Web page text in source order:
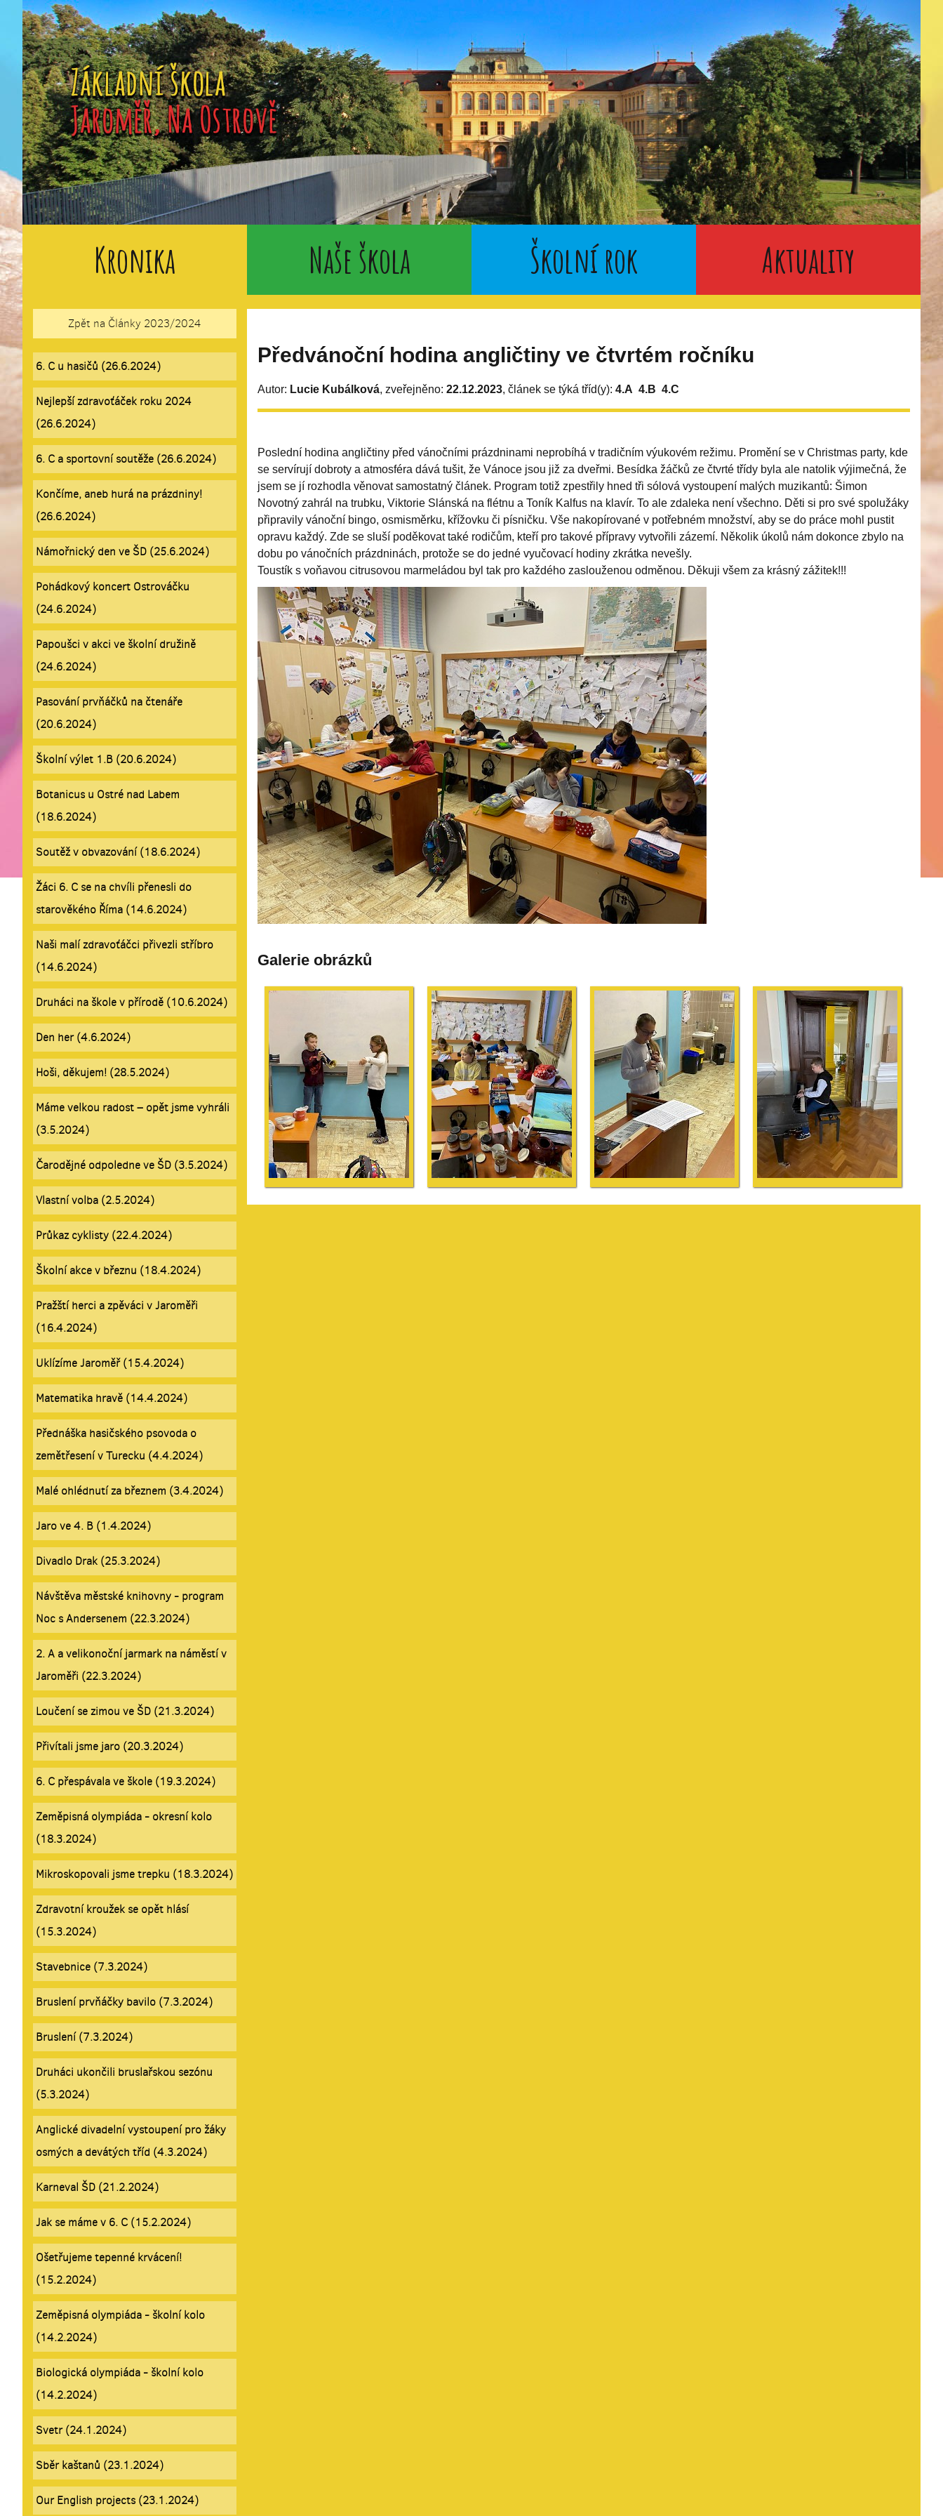
Kronika Naše škola Školní rok Aktuality
Zpět na Články 2023/2024
6. C u hasičů (26.6.2024)
Nejlepší zdravoťáček roku 2024
(26.6.2024)
6. C a sportovní soutěže (26.6.2024)
Končíme, aneb hurá na prázdniny!
(26.6.2024)
Námořnický den ve ŠD (25.6.2024)
Pohádkový koncert Ostrováčku
(24.6.2024)
Papoušci v akci ve školní družině
(24.6.2024)
Pasování prvňáčků na čtenáře
(20.6.2024)
Školní výlet 1.B (20.6.2024)
Botanicus u Ostré nad Labem
(18.6.2024)
Soutěž v obvazování (18.6.2024)
Žáci 6. C se na chvíli přenesli do
starověkého Říma (14.6.2024)
Naši malí zdravoťáčci přivezli stříbro
(14.6.2024)
Druháci na škole v přírodě (10.6.2024)
Den her (4.6.2024)
Hoši, děkujem! (28.5.2024)
Máme velkou radost – opět jsme vyhráli
(3.5.2024)
Čarodějné odpoledne ve ŠD (3.5.2024)
Vlastní volba (2.5.2024)
Průkaz cyklisty (22.4.2024)
Školní akce v březnu (18.4.2024)
Pražští herci a zpěváci v Jaroměři
(16.4.2024)
Uklízíme Jaroměř (15.4.2024)
Matematika hravě (14.4.2024)
Přednáška hasičského psovoda o
zemětřesení v Turecku (4.4.2024)
Malé ohlédnutí za březnem (3.4.2024)
Jaro ve 4. B (1.4.2024)
Divadlo Drak (25.3.2024)
Návštěva městské knihovny - program
Noc s Andersenem (22.3.2024)
2. A a velikonoční jarmark na náměstí v
Jaroměři (22.3.2024)
Loučení se zimou ve ŠD (21.3.2024)
Přivítali jsme jaro (20.3.2024)
6. C přespávala ve škole (19.3.2024)
Zeměpisná olympiáda - okresní kolo
(18.3.2024)
Mikroskopovali jsme trepku (18.3.2024)
Zdravotní kroužek se opět hlásí
(15.3.2024)
Stavebnice (7.3.2024)
Bruslení prvňáčky bavilo (7.3.2024)
Bruslení (7.3.2024)
Druháci ukončili bruslařskou sezónu
(5.3.2024)
Anglické divadelní vystoupení pro žáky
osmých a devátých tříd (4.3.2024)
Karneval ŠD (21.2.2024)
Jak se máme v 6. C (15.2.2024)
Ošetřujeme tepenné krvácení!
(15.2.2024)
Zeměpisná olympiáda - školní kolo
(14.2.2024)
Biologická olympiáda - školní kolo
(14.2.2024)
Svetr (24.1.2024)
Sběr kaštanů (23.1.2024)
Our English projects (23.1.2024)
Předvánoční hodina angličtiny ve čtvrtém ročníku
Autor: Lucie Kubálková, zveřejněno: 22.12.2023, článek se týká tříd(y): 4.A 4.B 4.C
Poslední hodina angličtiny před vánočními prázdninami neprobíhá v tradičním výukovém režimu. Promění se v Christmas party, kde
se servírují dobroty a atmosféra dává tušit, že Vánoce jsou již za dveřmi. Besídka žáčků ze čtvrté třídy byla ale natolik výjimečná, že
jsem se jí rozhodla věnovat samostatný článek. Program totiž zpestřily hned tři sólová vystoupení malých muzikantů: Šimon
Novotný zahrál na trubku, Viktorie Slánská na flétnu a Toník Kalfus na klavír. To ale zdaleka není všechno. Děti si pro své spolužáky
připravily vánoční bingo, osmisměrku, křížovku či písničku. Vše nakopírované v potřebném množství, aby se do práce mohl pustit
opravu každý. Zde se sluší poděkovat také rodičům, kteří pro takové přípravy vytvořili zázemí. Několik úkolů nám dokonce zbylo na
dobu po vánočních prázdninách, protože se do jedné vyučovací hodiny zkrátka nevešly.
Toustík s voňavou citrusovou marmeládou byl tak pro každého zaslouženou odměnou. Děkuji všem za krásný zážitek!!!
Galerie obrázků